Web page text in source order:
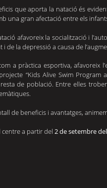
que aporta la natació és
una gran afectació entre els
afavoreix la socialització i
i de la depressió a causa de
a pràctica esportiva, afavoreix
“Kids Alive Swim
de població. Entre elles
de beneficis i avantatges,
centre a partir del 2 de setembre